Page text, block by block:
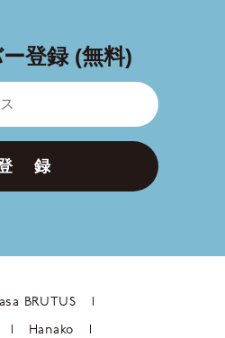
登録 (無料)
録
BRUTUS
Hanako